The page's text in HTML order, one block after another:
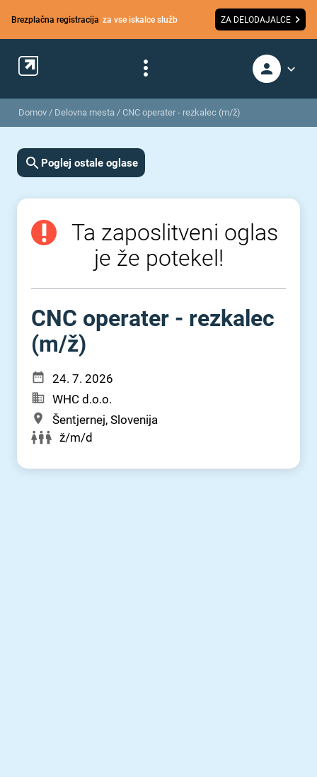
Brezplačna registracija za vse iskalce služb ZA DELODAJALCE
Domov / Delovna mesta / CNC operater - rezkalec (m/ž)
Poglej ostale oglase
Ta zaposlitveni oglas
je že potekel!
CNC operater - rezkalec
(m⁠/⁠ž)
24. 7. 2026
WHC d.o.o.
Šentjernej, Slovenija
ž/m/d